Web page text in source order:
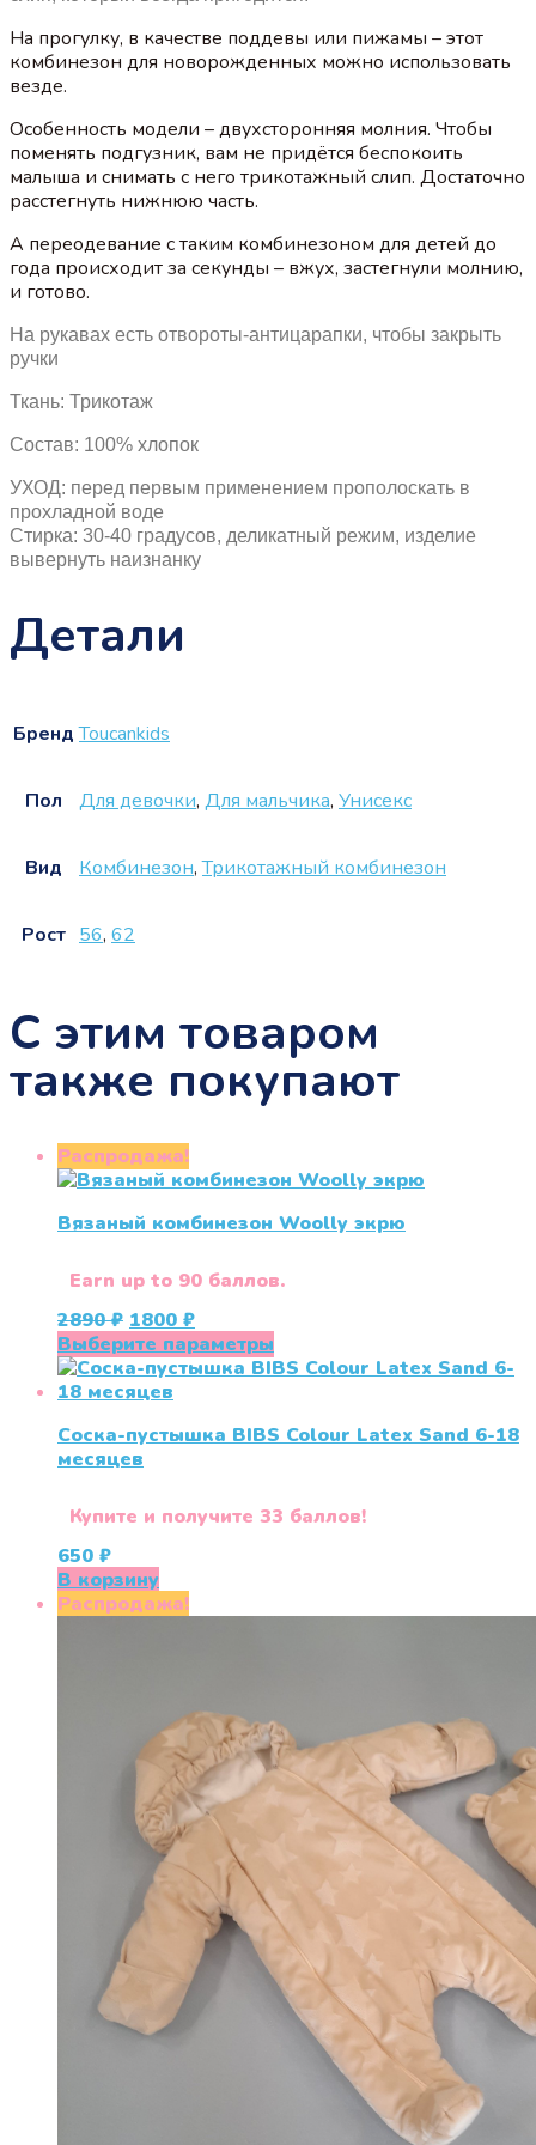
На прогулку, в качестве поддевы или пижамы – этот
комбинезон для новорожденных можно использовать
везде.
Особенность модели – двухсторонняя молния. Чтобы
поменять подгузник, вам не придётся беспокоить
малыша и снимать с него трикотажный слип. Достаточно
расстегнуть нижнюю часть.
А переодевание с таким комбинезоном для детей до
года происходит за секунды – вжух, застегнули молнию,
и готово.
На рукавах есть отвороты-антицарапки, чтобы закрыть
ручки
Ткань: Трикотаж
Состав: 100% хлопок
УХОД: перед первым применением прополоскать в
прохладной воде
Стирка: 30-40 градусов, деликатный режим, изделие
вывернуть наизнанку
Детали
Бренд Touсankids
Пол Для девочки, Для мальчика, Унисекс
Вид Комбинезон,Трикотажный комбинезон
Рост 56, 62
С этим товаром
также покупают
Распродажа!
Вязаный комбинезон Woolly экрю
Earn up to 90 баллов.
2890₽ Первоначальная
цена
составляла
2890 ₽.
1800₽Текущая
цена:
1800 ₽.
Выберите параметры
товар
вариаций.
выбрать
Соска-пустышка BIBS Colour Latex Sand 6-18
меcяцев
Купите и получите 33 баллов!
650 ₽
В корзину
Распродажа!